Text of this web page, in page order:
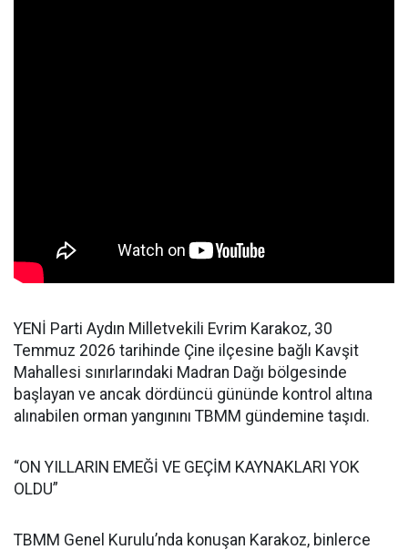
YENİ Parti Aydın Milletvekili Evrim Karakoz, 30
Temmuz 2026 tarihinde Çine ilçesine bağlı Kavşit
Mahallesi sınırlarındaki Madran Dağı bölgesinde
başlayan ve ancak dördüncü gününde kontrol altına
alınabilen orman yangınını TBMM gündemine taşıdı.
“ON YILLARIN EMEĞİ VE GEÇİM KAYNAKLARI YOK
OLDU”
TBMM Genel Kurulu’nda konuşan Karakoz, binlerce